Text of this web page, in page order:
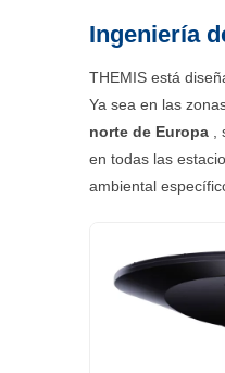
Ingeniería
THEMIS está
Ya sea en las
norte de Europa
en todas las
ambiental